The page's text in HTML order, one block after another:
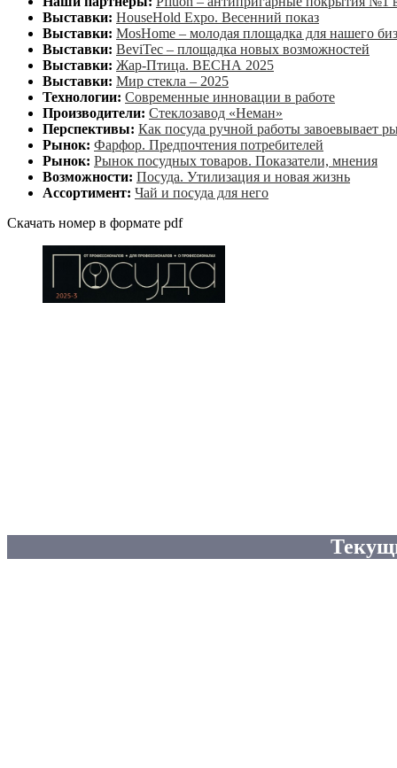
Выставки: HouseHold Expo. Весенний показ
Выставки: MosHome – молодая площадка для нашего
Выставки: BeviTec – площадка новых возможностей
Выставки: Жар-Птица. ВЕСНА 2025
Выставки: Мир стекла – 2025
Технологии: Современные инновации в работе
Производители: Стеклозавод «Неман»
Перспективы: Как посуда ручной работы завоевывает
Рынок: Фарфор. Предпочтения потребителей
Рынок: Рынок посудных товаров. Показатели, мнения
Возможности: Посуда. Утилизация и новая жизнь
Ассортимент: Чай и посуда для него
Скачать номер в формате pdf